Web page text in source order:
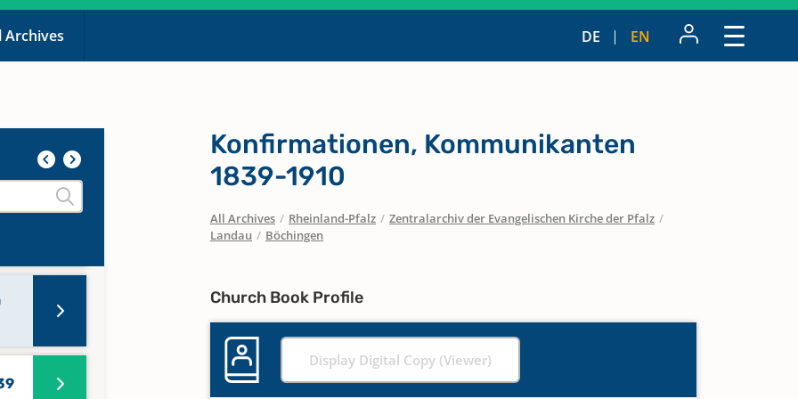
Archives DE EN
Konfirmationen, Kommunikanten
1839-1910
All Archives / Rheinland-Pfalz / Zentralarchiv der Evangelischen Kirche der Pfalz /
Landau / Böchingen
Church Book Profile
Display Digital Copy (Viewer)